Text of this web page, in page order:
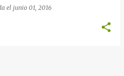
el junio 01, 2016